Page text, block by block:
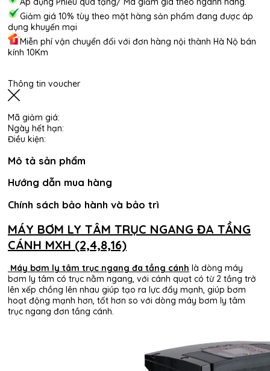
Giảm giá 10% tùy theo mặt hàng sản phẩm đang được áp
dụng khuyến mại
Miễn phí vận chuyển đối với đơn hàng nội thành Hà Nộ bán
kính 10Km
Thông tin voucher
Mã giảm giá:
Ngày hết hạn:
Điều kiện:
Mô tả sản phẩm
Hướng dẫn mua hàng
Chính sách bảo hành và bảo trì
MÁY BƠM LY TÂM TRỤC NGANG ĐA TẦNG
CÁNH MXH (2,4,8,16)
Máy bơm ly tâm trục ngang đa tầng cánh là dòng máy
bơm ly tâm có trục nằm ngang, với cánh quạt có từ 2 tầng trở
lên xếp chồng lên nhau giúp tạo ra lực đẩy mạnh, giúp bơm
hoạt động mạnh hơn, tốt hơn so với dòng máy bơm ly tâm
trục ngang đơn tầng cánh.